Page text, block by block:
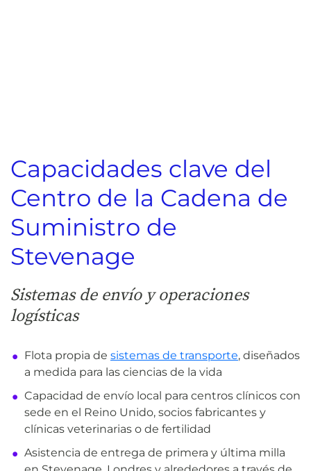
Capacidades clave del
Centro de la Cadena de
Suministro de
Stevenage
Sistemas de envío y operaciones
logísticas
Flota propia de sistemas de transporte, diseñados
a medida para las ciencias de la vida
Capacidad de envío local para centros clínicos con
sede en el Reino Unido, socios fabricantes y
clínicas veterinarias o de fertilidad
Asistencia de entrega de primera y última milla